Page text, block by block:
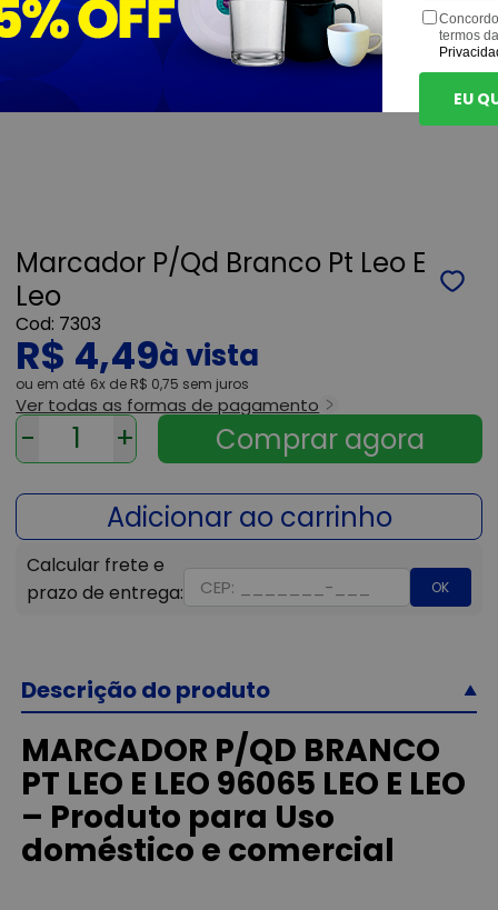
Marcador P/Qd Branco Pt Leo E
Leo
7303
R$ 4,49
ou 6x de R$ 0,75 sem juros
Ver todas as formas de pagamento
- +
OK
Descrição do produto
MARCADOR P/QD BRANCO
PT LEO E LEO 96065 LEO E LEO
– Produto para Uso
doméstico e comercial
termos
EU